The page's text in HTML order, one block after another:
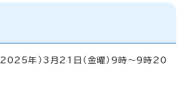
2025年）3月21日（金曜）9時～9時20